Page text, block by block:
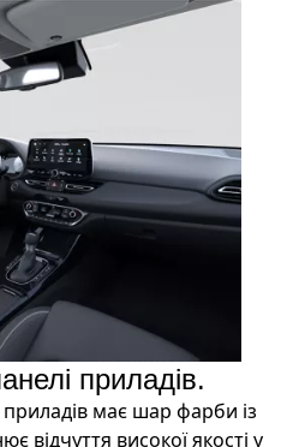
приладів.
має шар фарби із
відчуття високої якості у